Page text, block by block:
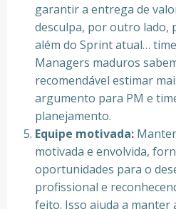
garantir a entrega de
desculpa, por outro lado,
além do Sprint atual…
Managers maduros
recomendável estimar
argumento para PM e
planejamento.
Equipe motivada:
motivada e envolvida,
oportunidades para o
profissional e
feito. Isso ajuda a manter